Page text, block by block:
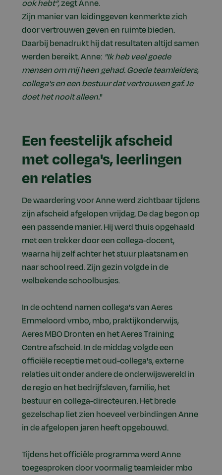
ook hebt”,zegt Anne.
Zijn manier van leidinggeven kenmerkte zich
door vertrouwen geven en ruimte bieden.
Daarbij benadrukt hij dat resultaten altijd samen
werden bereikt. Anne: "Ik heb veel goede
mensen om mij heen gehad. Goede teamleiders,
collega's en een bestuur dat vertrouwen gaf. Je
doet het nooit alleen."
Een feestelijk afscheid
met collega's, leerlingen
en relaties
De waardering voor Anne werd zichtbaar tijdens
zijn afscheid afgelopen vrijdag. De dag begon op
een passende manier. Hij werd thuis opgehaald
met een trekker door een collega-docent,
waarna hij zelf achter het stuur plaatsnam en
naar school reed. Zijn gezin volgde in de
welbekende schoolbusjes.
In de ochtend namen collega's van Aeres
Emmeloord vmbo, mbo, praktijkonderwijs,
Aeres MBO Dronten en het Aeres Training
Centre afscheid. In de middag volgde een
officiële receptie met oud-collega's, externe
relaties uit onder andere de onderwijswereld in
de regio en het bedrijfsleven, familie, het
bestuur en collega-directeuren. Het brede
gezelschap liet zien hoeveel verbindingen Anne
in de afgelopen jaren heeft opgebouwd.
Tijdens het officiële programma werd Anne
toegesproken door voormalig teamleider mbo